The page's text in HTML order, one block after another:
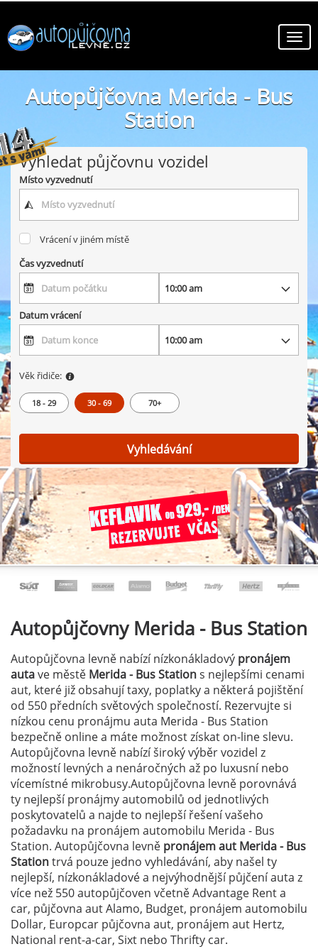
Autopůjčovna Merida - Bus
Station
online autopůjčovny ve městě Merida - Bus Station
Vyhledat půjčovnu vozidel
Místo vyzvednutí
Vrácení v jiném místě
Čas vyzvednutí
Datum vrácení
Věk řidiče:
18 - 29 30 - 69 70+
Vyhledávání
AutopůjčovnyMerida - Bus Station
Autopůjčovna levně nabízí nízkonákladový pronájem
autave městě Merida - Bus Stations nejlepšími cenami
aut, které již obsahují taxy, poplatky a některá pojištění
od 550 předních světových společností. Rezervujte si
nízkou cenu pronájmu auta Merida - Bus Station
bezpečně online a máte možnost získat on-line slevu.
Autopůjčovna levně nabízí široký výběr vozidel z
možností levných a nenáročných až po luxusní nebo
vícemístné mikrobusy.Autopůjčovna levně porovnává
ty nejlepší pronájmy automobilů od jednotlivých
poskytovatelů a najde to nejlepší řešení vašeho
požadavku na pronájem automobilu Merida - Bus
Station. Autopůjčovna levně pronájem aut Merida - Bus
Stationtrvá pouze jedno vyhledávání, aby našel ty
nejlepší, nízkonákladové a nejvýhodnější půjčení auta z
více než 550 autopůjčoven včetně Advantage Rent a
car, půjčovna aut Alamo, Budget, pronájem automobilu
Dollar, Europcar půjčovna aut, pronájem aut Hertz,
National rent-a-car, Sixt nebo Thrifty car.